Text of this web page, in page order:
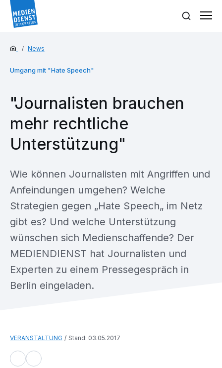
News
Umgang mit "Hate Speech"
"Journalisten brauchen
mehr rechtliche
Unterstützung"
VERANSTALTUNG Stand: 03.05.2017
Wie können Journalisten mit Angriffen und
Anfeindungen umgehen? Welche
Strategien gegen „Hate Speech„ im Netz
gibt es? Und welche Unterstützung
wünschen sich Medienschaffende? Der
MEDIENDIENST hat Journalisten und
Experten zu einem Pressegespräch in
Berlin eingeladen.